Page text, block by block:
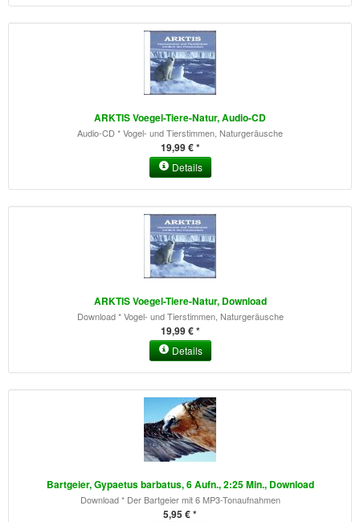
ARKTIS Voegel-Tiere-Natur, Audio-CD
Audio-CD * Vogel- und Tierstimmen, Naturgeräusche
19,99 € *
Details
ARKTIS Voegel-Tiere-Natur, Download
Download * Vogel- und Tierstimmen, Naturgeräusche
19,99 € *
Details
Bartgeier, Gypaetus barbatus, 6 Aufn., 2:25 Min., Download
Download * Der Bartgeier mit 6 MP3-Tonaufnahmen
5,95 € *